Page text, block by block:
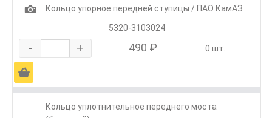
1
Кольцо упорное передней ступицы / ПАО КамАЗ
5320-3103024
- + 490 ₽ 0 шт.
Ä
Кольцо уплотнительное переднего моста